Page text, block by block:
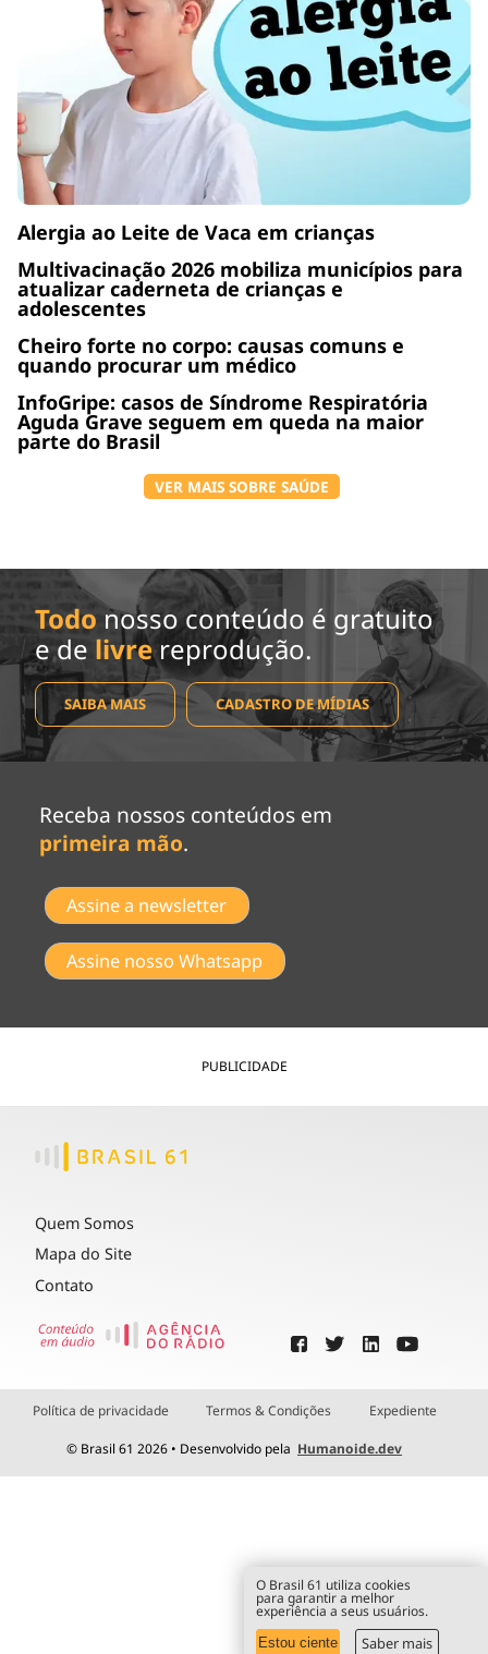
Alergia ao Leite de Vaca em crianças
Multivacinação 2026 mobiliza municípios para
atualizar caderneta de crianças e
adolescentes
Cheiro forte no corpo: causas comuns e
quando procurar um médico
InfoGripe: casos de Síndrome Respiratória
Aguda Grave seguem em queda na maior
parte do Brasil
VER MAIS SOBRE SAÚDE
Todo nosso conteúdo é gratuito
e de livrereprodução.
SAIBA MAIS CADASTRO DE MÍDIAS
Receba nossos conteúdos em
primeira mão.
Assine a newsletter
Assine nosso Whatsapp
PUBLICIDADE
Quem Somos
Mapa do Site
Contato
Política de privacidade Termos & Condições Expediente
© Brasil 61 2026 • Desenvolvido pela Humanoide.dev
O Brasil 61 utiliza cookies
para garantir a melhor
experiência a seus usuários.
Estou ciente Saber mais